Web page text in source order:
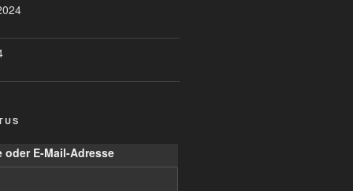
oder E-Mail-Adresse